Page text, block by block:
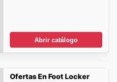
Abrir catálogo
Ofertas En Foot Locker